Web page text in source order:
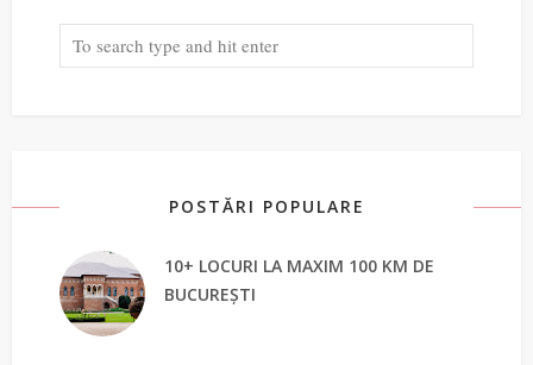
POSTĂRI POPULARE
10+ LOCURI LA MAXIM 100 KM DE
BUCUREȘTI